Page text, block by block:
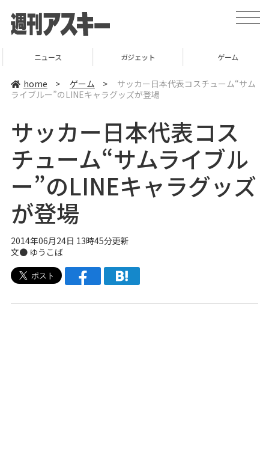
t
o
v
ニュース ガジェット ゲーム
home > ゲーム >
サッカー日本代表コスチューム“サム
ライブルー”のLINEキャラグッズが登場
サッカー日本代表コス
チューム“サムライブル
ー”のLINEキャラグッズ
が登場
2014年06月24日 13時45分更新
文● ゆうこば